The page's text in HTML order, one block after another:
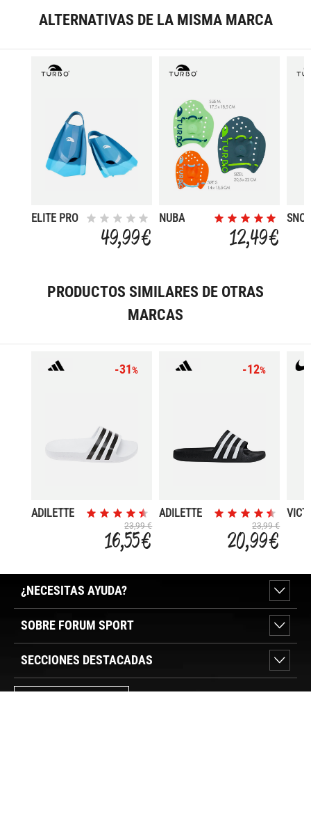
ALTERNATIVAS DE LA MISMA MARCA
ELITE PRO
49,99 €
NUBA
12,49 €
PRODUCTOS SIMILARES DE OTRAS
MARCAS
-31%
ADILETTE
23,99 €
16,55 €
-12%
ADILETTE
23,99 €
20,99 €
¿NECESITAS AYUDA?
SOBRE FORUM SPORT
SECCIONES DESTACADAS